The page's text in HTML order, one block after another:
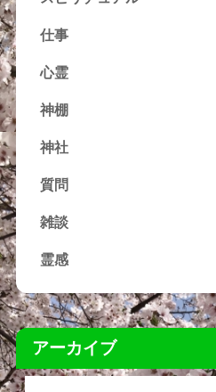
仕事
心霊
神棚
神社
質問
雑談
霊感
アーカイブ